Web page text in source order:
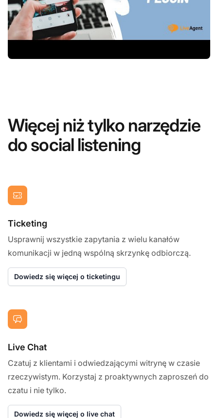
Więcej niż tylko narzędzie
do social listening
Ticketing
Usprawnij wszystkie zapytania z wielu kanałów
komunikacji w jedną wspólną skrzynkę odbiorczą.
Dowiedz się więcej o ticketingu
Live Chat
Czatuj z klientami i odwiedzającymi witrynę w czasie
rzeczywistym. Korzystaj z proaktywnych zaproszeń do
czatu i nie tylko.
Dowiedz się więcej o live chat